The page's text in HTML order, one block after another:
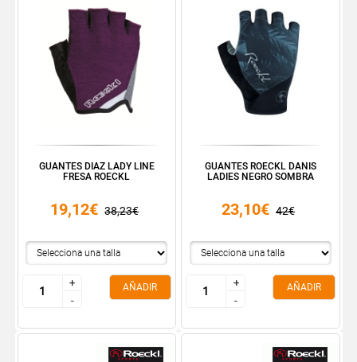
GUANTES DIAZ LADY LINE
FRESA ROECKL
19,12€ 38,23€
+
-
+
-
AÑADIR
GUANTES ROECKL DANIS
LADIES NEGRO SOMBRA
23,10€ 42€
+
-
+
-
AÑADIR